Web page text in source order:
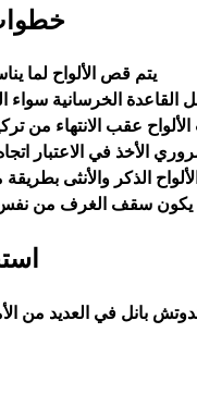
يتم قص الألواح لما
القاعدة الخرسانية
الألواح عقب الانتهاء من
الأخذ في الاعتبار
الذكر والأنثى
يكون سقف الغرف من نفس
بانل في العديد من